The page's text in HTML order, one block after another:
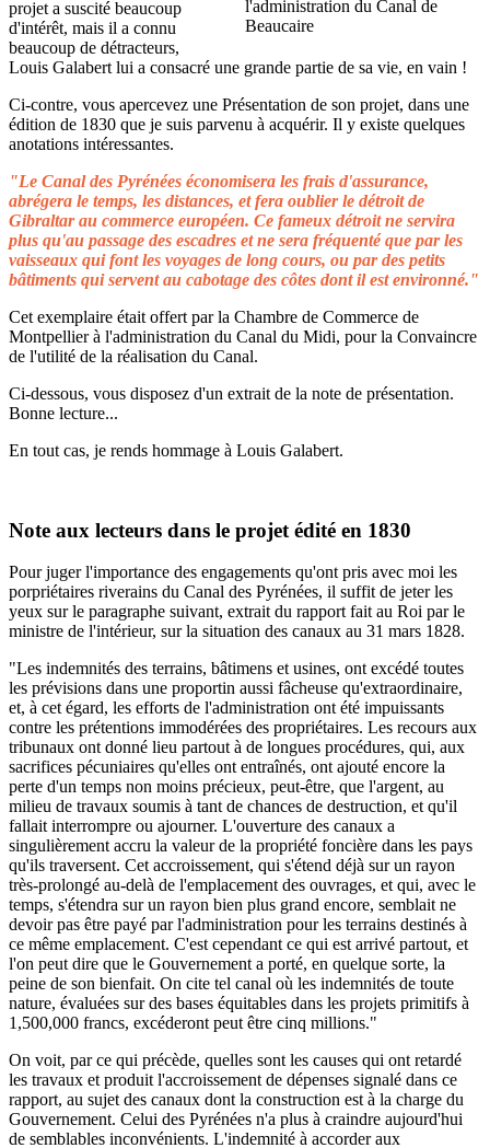
projet a suscité beaucoup
d'intérêt, mais il a connu
beaucoup de détracteurs,
Louis Galabert lui a consacré une grande partie de sa vie, en vain !
Ci-contre, vous apercevez une Présentation de son projet, dans une
édition de 1830 que je suis parvenu à acquérir. Il y existe quelques
anotations intéressantes.
"Le Canal des Pyrénées économisera les frais d'assurance,
abrégera le temps, les distances, et fera oublier le détroit de
Gibraltar au commerce européen. Ce fameux détroit ne servira
plus qu'au passage des escadres et ne sera fréquenté que par les
vaisseaux qui font les voyages de long cours, ou par des petits
bâtiments qui servent au cabotage des côtes dont il est environné."
Cet exemplaire était offert par la Chambre de Commerce de
Montpellier à l'administration du Canal du Midi, pour la Convaincre
de l'utilité de la réalisation du Canal.
Ci-dessous, vous disposez d'un extrait de la note de présentation.
Bonne lecture...
En tout cas, je rends hommage à Louis Galabert.
Note aux lecteurs dans le projet édité en 1830
Pour juger l'importance des engagements qu'ont pris avec moi les
porpriétaires riverains du Canal des Pyrénées, il suffit de jeter les
yeux sur le paragraphe suivant, extrait du rapport fait au Roi par le
ministre de l'intérieur, sur la situation des canaux au 31 mars 1828.
"Les indemnités des terrains, bâtimens et usines, ont excédé toutes
les prévisions dans une proportin aussi fâcheuse qu'extraordinaire,
et, à cet égard, les efforts de l'administration ont été impuissants
contre les prétentions immodérées des propriétaires. Les recours aux
tribunaux ont donné lieu partout à de longues procédures, qui, aux
sacrifices pécuniaires qu'elles ont entraînés, ont ajouté encore la
perte d'un temps non moins précieux, peut-être, que l'argent, au
milieu de travaux soumis à tant de chances de destruction, et qu'il
fallait interrompre ou ajourner. L'ouverture des canaux a
singulièrement accru la valeur de la propriété foncière dans les pays
qu'ils traversent. Cet accroissement, qui s'étend déjà sur un rayon
très-prolongé au-delà de l'emplacement des ouvrages, et qui, avec le
temps, s'étendra sur un rayon bien plus grand encore, semblait ne
devoir pas être payé par l'administration pour les terrains destinés à
ce même emplacement. C'est cependant ce qui est arrivé partout, et
l'on peut dire que le Gouvernement a porté, en quelque sorte, la
peine de son bienfait. On cite tel canal où les indemnités de toute
nature, évaluées sur des bases équitables dans les projets primitifs à
1,500,000 francs, excéderont peut être cinq millions."
On voit, par ce qui précède, quelles sont les causes qui ont retardé
les travaux et produit l'accroissement de dépenses signalé dans ce
rapport, au sujet des canaux dont la construction est à la charge du
Gouvernement. Celui des Pyrénées n'a plus à craindre aujourd'hui
de semblables inconvénients. L'indemnité à accorder aux